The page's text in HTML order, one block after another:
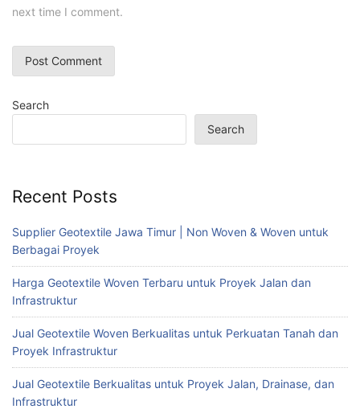
next time I comment.
Search
Search
Recent Posts
Supplier Geotextile Jawa Timur | Non Woven & Woven untuk
Berbagai Proyek
Harga Geotextile Woven Terbaru untuk Proyek Jalan dan
Infrastruktur
Jual Geotextile Woven Berkualitas untuk Perkuatan Tanah dan
Proyek Infrastruktur
Jual Geotextile Berkualitas untuk Proyek Jalan, Drainase, dan
Infrastruktur